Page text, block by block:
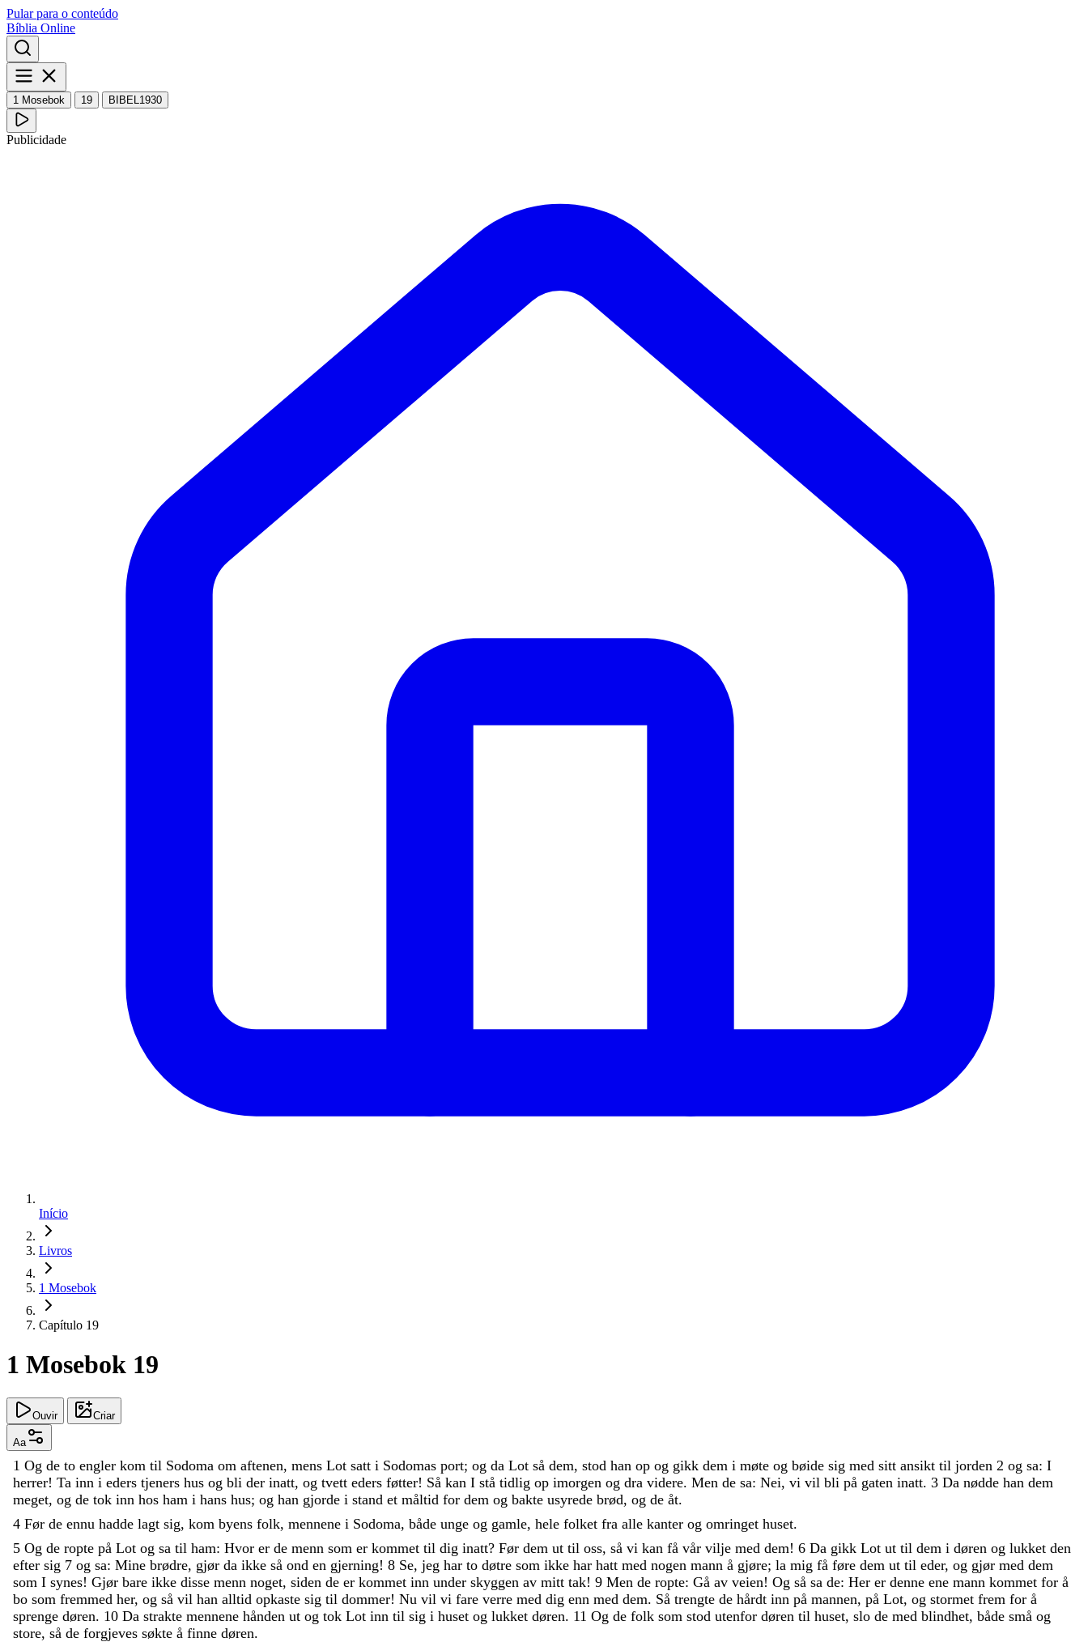
Pular para o conteúdo
Bíblia Online
1 Mosebok 19 BIBEL1930
Publicidade
Início
Livros
1 Mosebok
Capítulo 19
1 Mosebok 19
Ouvir Criar
Aa
1 Og de to engler kom til Sodoma om aftenen, mens Lot satt i Sodomas port; og da Lot så dem, stod han op og gikk dem i møte og bøide sig med sitt ansikt til jorden 2 og sa: I
herrer! Ta inn i eders tjeners hus og bli der inatt, og tvett eders føtter! Så kan I stå tidlig op imorgen og dra videre. Men de sa: Nei, vi vil bli på gaten inatt. 3 Da nødde han dem
meget, og de tok inn hos ham i hans hus; og han gjorde i stand et måltid for dem og bakte usyrede brød, og de åt.
4 Før de ennu hadde lagt sig, kom byens folk, mennene i Sodoma, både unge og gamle, hele folket fra alle kanter og omringet huset.
5 Og de ropte på Lot og sa til ham: Hvor er de menn som er kommet til dig inatt? Før dem ut til oss, så vi kan få vår vilje med dem! 6 Da gikk Lot ut til dem i døren og lukket den
efter sig 7 og sa: Mine brødre, gjør da ikke så ond en gjerning! 8 Se, jeg har to døtre som ikke har hatt med nogen mann å gjøre; la mig få føre dem ut til eder, og gjør med dem
som I synes! Gjør bare ikke disse menn noget, siden de er kommet inn under skyggen av mitt tak! 9 Men de ropte: Gå av veien! Og så sa de: Her er denne ene mann kommet for å
bo som fremmed her, og så vil han alltid opkaste sig til dommer! Nu vil vi fare verre med dig enn med dem. Så trengte de hårdt inn på mannen, på Lot, og stormet frem for å
sprenge døren. 10 Da strakte mennene hånden ut og tok Lot inn til sig i huset og lukket døren. 11 Og de folk som stod utenfor døren til huset, slo de med blindhet, både små og
store, så de forgjeves søkte å finne døren.